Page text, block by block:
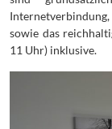
sowie das
11 Uhr) inklusive.